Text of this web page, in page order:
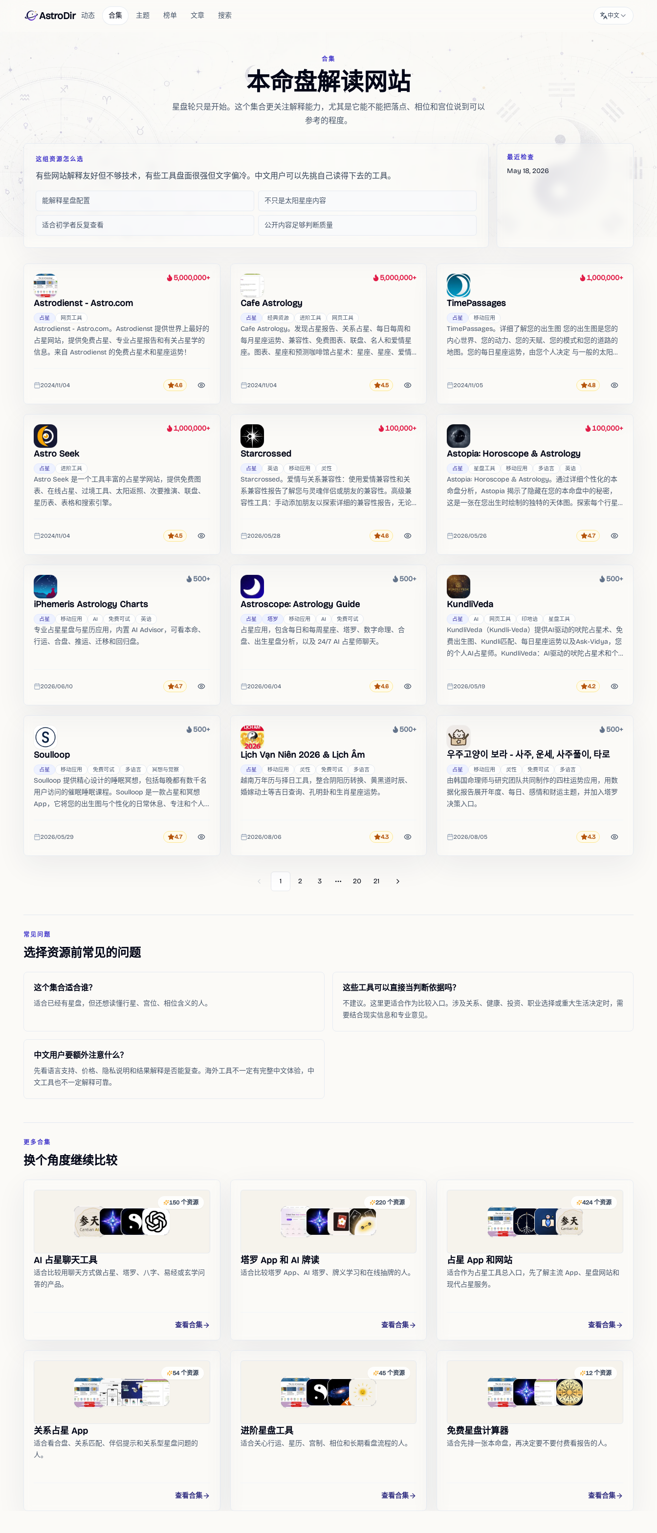
AstroDir 动态 合集 主题 榜单 文章 搜索 中文
合集
本命盘解读网站
星盘轮只是开始。这个集合更关注解释能力，尤其是它能不能把落点、相位和宫位说到可以
参考的程度。
这组资源怎么选
有些网站解释友好但不够技术，有些工具盘面很强但文字偏冷。中文用户可以先挑自己读得下去的工具。
能解释星盘配置 不只是太阳星座内容
适合初学者反复查看 公开内容足够判断质量
最近检查
May 18, 2026
热度
5,000,000+
Astrodienst - Astro.com
占星 网页工具
Astrodienst - Astro.com。Astrodienst 提供世界上最好的
占星网站，提供免费占星、专业占星报告和有关占星学的
信息。来自 Astrodienst 的免费占星术和星座运势！
收录时间
2024/11/04 评分4.6
热度
5,000,000+
Cafe Astrology
占星 经典资源 进阶工具 网页工具
Cafe Astrology。发现占星报告、关系占星、每日每周和
每月星座运势、兼容性、免费图表、联盘、名人和爱情星
座。图表、星座和预测咖啡馆占星术：星座、星座、爱情
收录时间
2024/11/04 评分4.5
热度
1,000,000+
TimePassages
占星 移动应用
TimePassages。详细了解您的出生图 您的出生图是您的
内心世界、您的动力、您的天赋、您的模式和您的道路的
地图。您的每日星座运势，由您个人决定 与一般的太阳星
收录时间
2024/11/05 评分4.8
热度
1,000,000+
Astro Seek
占星 进阶工具
Astro Seek 是一个工具丰富的占星学网站，提供免费图
表、在线占星、过境工具、太阳返照、次要推演、联盘、
星历表、表格和搜索引擎。
收录时间
2024/11/04 评分4.5
热度
100,000+
Starcrossed
占星 英语 移动应用 灵性
Starcrossed。爱情与关系兼容性：使用爱情兼容性和关
系兼容性报告了解您与灵魂伴侣或朋友的兼容性。高级兼
容性工具：手动添加朋友以探索详细的兼容性报告，无论
收录时间
2026/05/28 评分4.6
热度
100,000+
Astopia: Horoscope & Astrology
占星 星盘工具 移动应用 多语言 英语
Astopia: Horoscope & Astrology。通过详细个性化的本
命盘分析，Astopia 揭示了隐藏在您的本命盘中的秘密，
这是一张在您出生时绘制的独特的天体图。探索每个行星
收录时间
2026/05/26 评分4.7
热度
500+
iPhemeris Astrology Charts
占星 移动应用 AI 免费可试 英语
专业占星星盘与星历应用，内置 AI Advisor，可看本命、
行运、合盘、推运、迁移和回归盘。
收录时间
2026/06/10 评分4.7
热度
500+
Astroscope: Astrology Guide
占星 塔罗 移动应用 AI 免费可试
占星应用，包含每日和每周星座、塔罗、数字命理、合
盘、出生星盘分析，以及 24/7 AI 占星师聊天。
收录时间
2026/06/04 评分4.6
热度
500+
KundliVeda
占星 AI 网页工具 印地语 星盘工具
KundliVeda（Kundli-Veda）提供AI驱动的吠陀占星术、免
费出生图、Kundli匹配、每日星座运势以及Ask-Vidya，您
的个人AI占星师。KundliVeda：AI驱动的吠陀占星术和个
收录时间
2026/05/19 评分4.2
热度
500+
Soulloop
占星 移动应用 免费可试 多语言 冥想与觉察
Soulloop 提供精心设计的睡眠冥想，包括每晚都有数千名
用户访问的催眠睡眠课程。Soulloop 是一款占星和冥想
App，它将您的出生图与个性化的日常休息、专注和个人
收录时间
2026/05/29 评分4.7
热度
500+
Lịch Vạn Niên 2026 & Lịch Âm
占星 移动应用 灵性 免费可试 多语言
越南万年历与择日工具，整合阴阳历转换、黄黑道时辰、
婚嫁动土等吉日查询、孔明卦和生肖星座运势。
收录时间
2026/08/06 评分4.3
热度
500+
우주고양이 보라 - 사주, 운세, 사주풀이, 타로
占星 移动应用 灵性 免费可试 多语言
由韩国命理师与研究团队共同制作的四柱运势应用，用数
据化报告展开年度、每日、感情和财运主题，并加入塔罗
决策入口。
收录时间
2026/08/05 评分4.3
Previous
1 2 3
More pages
20 21 Next
常见问题
选择资源前常见的问题
这个集合适合谁？
适合已经有星盘，但还想读懂行星、宫位、相位含义的人。
这些工具可以直接当判断依据吗？
不建议。这里更适合作为比较入口。涉及关系、健康、投资、职业选择或重大生活决定时，需
要结合现实信息和专业意见。
中文用户要额外注意什么？
先看语言支持、价格、隐私说明和结果解释是否能复查。海外工具不一定有完整中文体验，中
文工具也不一定解释可靠。
更多合集
换个角度继续比较
150 个资源
AI 占星聊天工具
适合比较用聊天方式做占星、塔罗、八字、易经或玄学问
答的产品。
查看合集
220 个资源
塔罗 App 和 AI 牌读
适合比较塔罗 App、AI 塔罗、牌义学习和在线抽牌的人。
查看合集
424 个资源
占星 App 和网站
适合作为占星工具总入口，先了解主流 App、星盘网站和
现代占星服务。
查看合集
54 个资源
关系占星 App
适合看合盘、关系匹配、伴侣提示和关系型星盘问题的
人。
查看合集
45 个资源
进阶星盘工具
适合关心行运、星历、宫制、相位和长期看盘流程的人。
查看合集
12 个资源
免费星盘计算器
适合先排一张本命盘，再决定要不要付费看报告的人。
查看合集